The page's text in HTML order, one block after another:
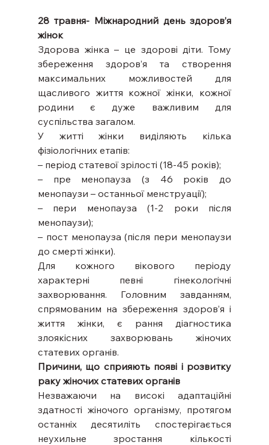
28 травня- Міжнародний день здоров’я
жінок
Здорова жінка – це здорові діти. Тому
збереження здоров’я та створення
максимальних можливостей для
щасливого життя кожної жінки, кожної
родини є дуже важливим для
суспільства загалом.
У житті жінки виділяють кілька
фізіологічних етапів:
– період статевої зрілості (18-45 років);
– пре менопауза (з 46 років до
менопаузи – останньої менструації);
– пери менопауза (1-2 роки після
менопаузи);
– пост менопауза (після пери менопаузи
до смерті жінки).
Для кожного вікового періоду
характерні певні гінекологічні
захворювання. Головним завданням,
спрямованим на збереження здоров’я і
життя жінки, є рання діагностика
злоякісних захворювань жіночих
статевих органів.
Причини, що сприяють появі і розвитку
раку жіночих статевих органів
Незважаючи на високі адаптаційні
здатності жіночого організму, протягом
останніх десятиліть спостерігається
неухильне зростання кількості